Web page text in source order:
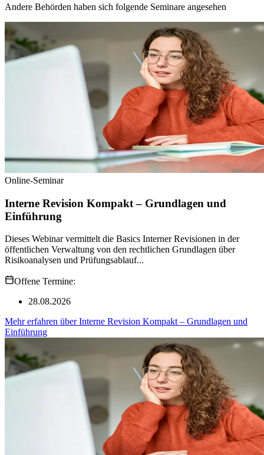
Andere Behörden haben sich folgende Seminare angesehen
Online-Seminar
Interne Revision Kompakt – Grundlagen und
Einführung
Dieses Webinar vermittelt die Basics Interner Revisionen in der
öffentlichen Verwaltung von den rechtlichen Grundlagen über
Risikoanalysen und Prüfungsablauf...
Offene Termine:
28.08.2026
Mehr erfahren überInterne Revision Kompakt – Grundlagen und
Einführung